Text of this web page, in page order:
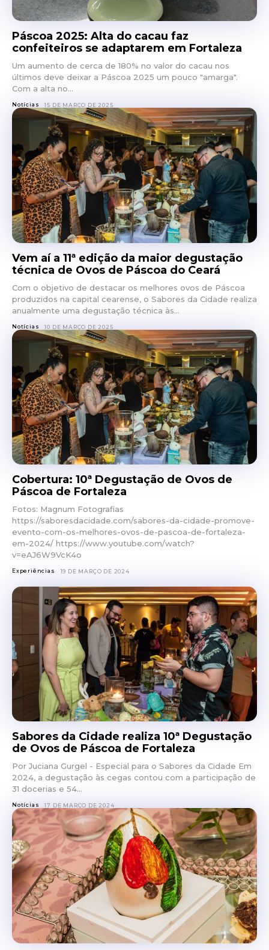
Páscoa 2025: Alta do cacau faz
confeiteiros se adaptarem em Fortaleza
Um aumento de cerca de 180% no valor do cacau nos
últimos deve deixar a Páscoa 2025 um pouco "amarga".
Com a alta no...
Notícias 15 DE MARÇO DE 2025
Vem aí a 11ª edição da maior degustação
técnica de Ovos de Páscoa do Ceará
Com o objetivo de destacar os melhores ovos de Páscoa
produzidos na capital cearense, o Sabores da Cidade realiza
anualmente uma degustação técnica às...
Notícias 10 DE MARÇO DE 2025
Cobertura: 10ª Degustação de Ovos de
Páscoa de Fortaleza
Fotos: Magnum Fotografias
https://saboresdacidade.com/sabores-da-cidade-promove-
evento-com-os-melhores-ovos-de-pascoa-de-fortaleza-
em-2024/ https://www.youtube.com/watch?
v=eAJ6W9VcK4o
Experiências 19 DE MARÇO DE 2024
Sabores da Cidade realiza 10ª Degustação
de Ovos de Páscoa de Fortaleza
Por Juciana Gurgel - Especial para o Sabores da Cidade Em
2024, a degustação às cegas contou com a participação de
31 docerias e 54...
Notícias 17 DE MARÇO DE 2024